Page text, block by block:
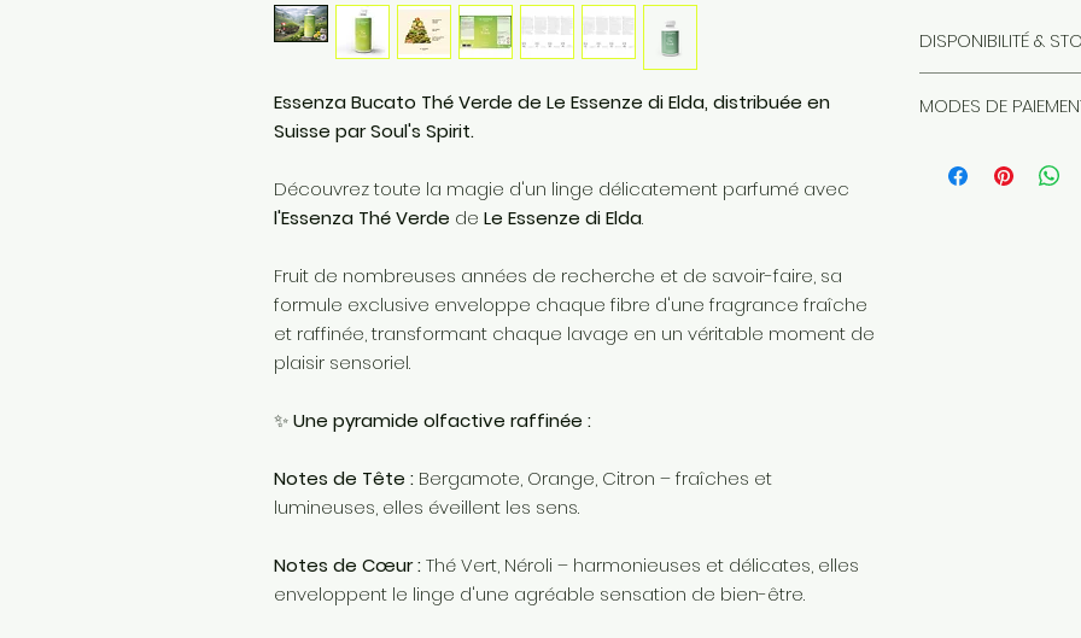
Essenza Bucato Thé Verde de Le Essenze di Elda, distribuée en
Suisse par Soul's Spirit.
Découvrez toute la magie d'un linge délicatement parfumé avec
l'Essenza Thé Verde de Le Essenze di Elda.
Fruit de nombreuses années de recherche et de savoir-faire, sa
formule exclusive enveloppe chaque fibre d'une fragrance fraîche
et raffinée, transformant chaque lavage en un véritable moment de
plaisir sensoriel.
✨Une pyramide olfactive raffinée :
Notes de Tête : Bergamote, Orange, Citron – fraîches et
lumineuses, elles éveillent les sens.
Notes de Cœur :Thé Vert, Néroli – harmonieuses et délicates, elles
enveloppent le linge d'une agréable sensation de bien-être.
DISPONIBILITÉ &
Toutefois, dans
notre boutique en
être insuffisant
MODES DE
Le paiement